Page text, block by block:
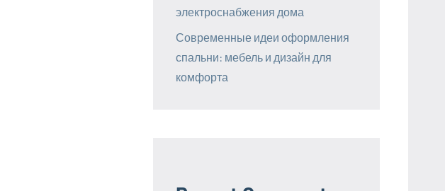
электроснабжения дома
Современные идеи оформления
спальни: мебель и дизайн для
комфорта